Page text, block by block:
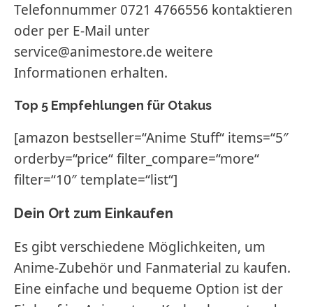
Telefonnummer 0721 4766556 kontaktieren
oder per E-Mail unter
service@animestore.de weitere
Informationen erhalten.
Top 5 Empfehlungen für Otakus
[amazon bestseller=“Anime Stuff“ items=“5″
orderby=“price“ filter_compare=“more“
filter=“10″ template=“list“]
Dein Ort zum Einkaufen
Es gibt verschiedene Möglichkeiten, um
Anime-Zubehör und Fanmaterial zu kaufen.
Eine einfache und bequeme Option ist der